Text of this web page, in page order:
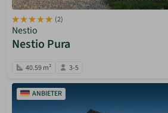
(2)
Nestio
Nestio Pura
40.59 m² 3-5
ANBIETER